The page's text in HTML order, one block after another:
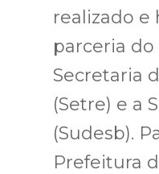
realizado e
parceria do
Secretaria
(Setre) e a
(Sudesb).
Prefeitura